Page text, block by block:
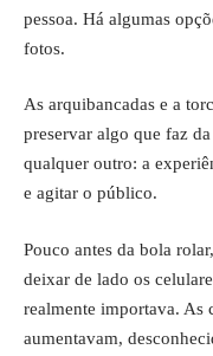
pessoa. Há algumas
fotos.
As arquibancadas e a
preservar algo que faz
qualquer outro: a
e agitar o público.
Pouco antes da bola
deixar de lado os
realmente importava. As
aumentavam,